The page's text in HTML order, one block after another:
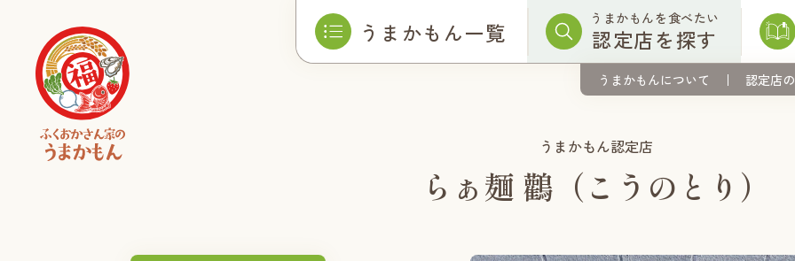
うまかもん一覧 うまかもんを食べたい
認定店を探す
うまかもんについて 認定店
うまかもん認定店
らぁ麺 鸛（こうのとり）